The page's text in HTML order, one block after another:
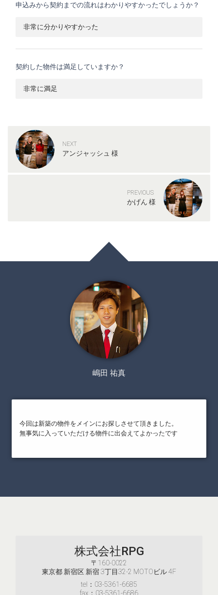
申込みから契約までの流れはわかりやすかったでしょうか？
非常に分かりやすかった
契約した物件は満足していますか？
非常に満足
NEXT
アンジャッシュ 様
PREVIOUS
かげん 様
嶋田 祐真
今回は新築の物件をメインにお探しさせて頂きました。
無事気に入っていただける物件に出会えてよかったです
株式会社RPG
〒160-0022
東京都 新宿区 新宿 3丁目32-2 MOTOビル 4F
tel：03-5361-6685
fax：03-5361-6686